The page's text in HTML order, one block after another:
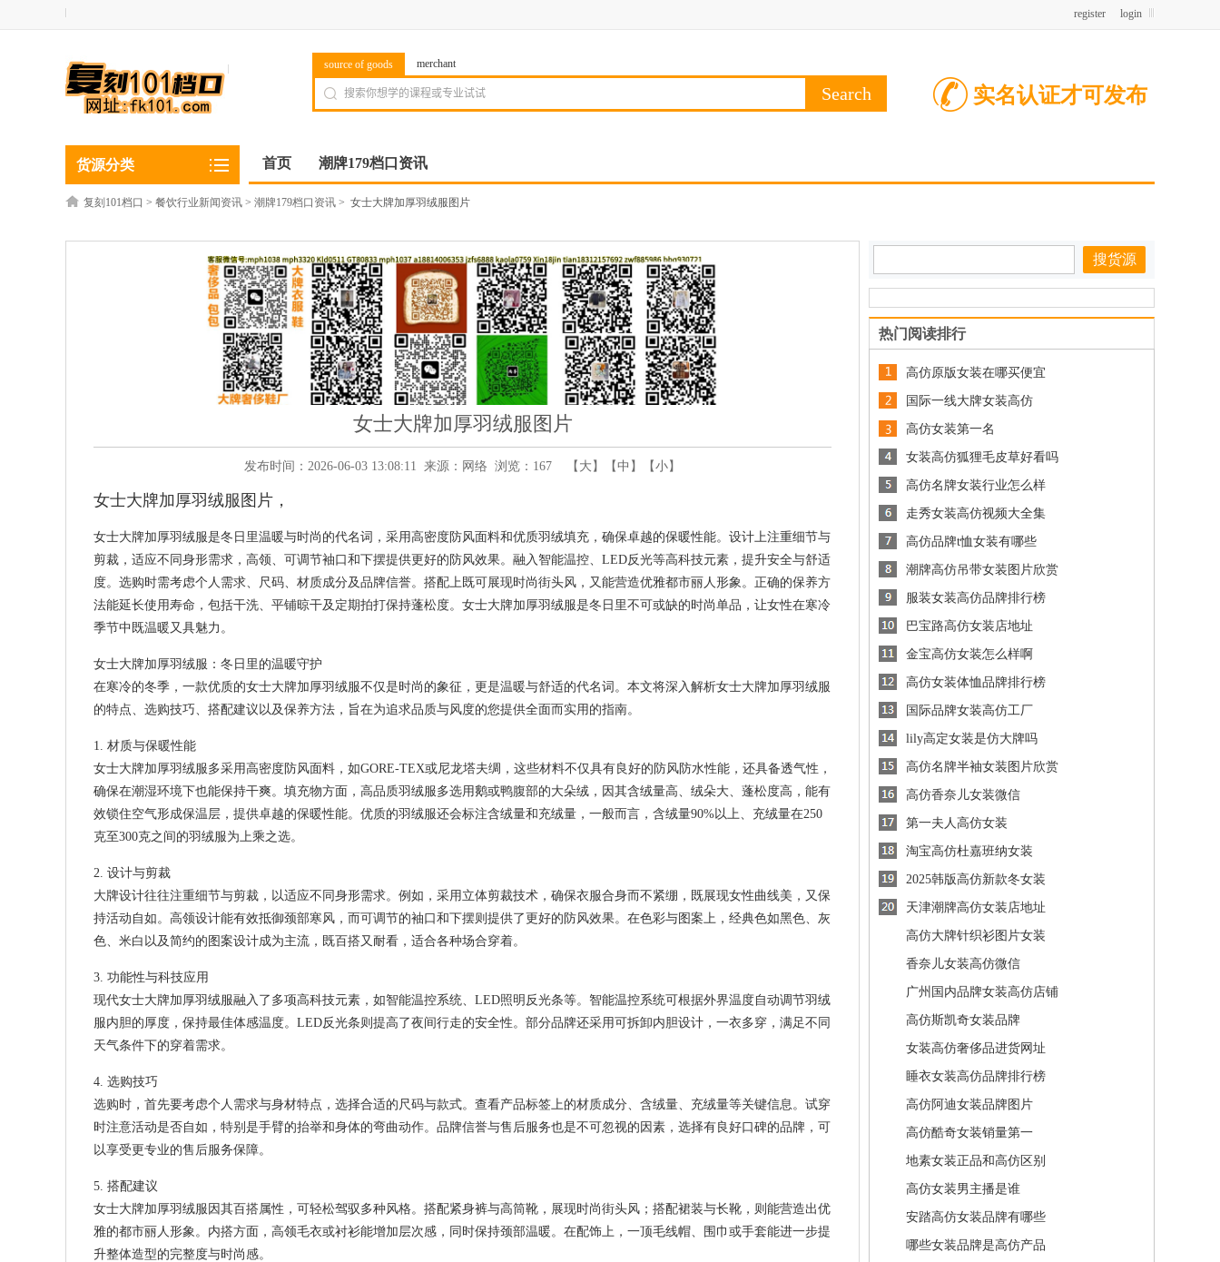
login
register
实名认证才可发布
source of goods merchant
货源分类 首页 潮牌179档口资讯
复刻101档口 > 餐饮行业新闻资讯 > 潮牌179档口资讯 > 女士大牌加厚羽绒服图片
女士大牌加厚羽绒服图片
发布时间：2026-06-03 13:08:11 来源：网络 浏览： 167 【 大 】【 中 】【 小 】
女士大牌加厚羽绒服图片 ，
女士大牌加厚羽绒服是冬日里温暖与时尚的代名词，采用高密度防风面料和优质羽绒填充，确保卓越的保暖性能。设计上注重细节与
剪裁，适应不同身形需求，高领、可调节袖口和下摆提供更好的防风效果。融入智能温控、LED反光等高科技元素，提升安全与舒适
度。选购时需考虑个人需求、尺码、材质成分及品牌信誉。搭配上既可展现时尚街头风，又能营造优雅都市丽人形象。正确的保养方
法能延长使用寿命，包括干洗、平铺晾干及定期拍打保持蓬松度。女士大牌加厚羽绒服是冬日里不可或缺的时尚单品，让女性在寒冷
季节中既温暖又具魅力。
女士大牌加厚羽绒服：冬日里的温暖守护
在寒冷的冬季，一款优质的女士大牌加厚羽绒服不仅是时尚的象征，更是温暖与舒适的代名词。本文将深入解析女士大牌加厚羽绒服
的特点、选购技巧、搭配建议以及保养方法，旨在为追求品质与风度的您提供全面而实用的指南。
1. 材质与保暖性能
女士大牌加厚羽绒服多采用高密度防风面料，如GORE-TEX或尼龙塔夫绸，这些材料不仅具有良好的防风防水性能，还具备透气性，
确保在潮湿环境下也能保持干爽。填充物方面，高品质羽绒服多选用鹅或鸭腹部的大朵绒，因其含绒量高、绒朵大、蓬松度高，能有
效锁住空气形成保温层，提供卓越的保暖性能。优质的羽绒服还会标注含绒量和充绒量，一般而言，含绒量90%以上、充绒量在250
克至300克之间的羽绒服为上乘之选。
2. 设计与剪裁
大牌设计往往注重细节与剪裁，以适应不同身形需求。例如，采用立体剪裁技术，确保衣服合身而不紧绷，既展现女性曲线美，又保
持活动自如。高领设计能有效抵御颈部寒风，而可调节的袖口和下摆则提供了更好的防风效果。在色彩与图案上，经典色如黑色、灰
色、米白以及简约的图案设计成为主流，既百搭又耐看，适合各种场合穿着。
3. 功能性与科技应用
现代女士大牌加厚羽绒服融入了多项高科技元素，如智能温控系统、LED照明反光条等。智能温控系统可根据外界温度自动调节羽绒
服内胆的厚度，保持最佳体感温度。LED反光条则提高了夜间行走的安全性。部分品牌还采用可拆卸内胆设计，一衣多穿，满足不同
天气条件下的穿着需求。
4. 选购技巧
选购时，首先要考虑个人需求与身材特点，选择合适的尺码与款式。查看产品标签上的材质成分、含绒量、充绒量等关键信息。试穿
时注意活动是否自如，特别是手臂的抬举和身体的弯曲动作。品牌信誉与售后服务也是不可忽视的因素，选择有良好口碑的品牌，可
以享受更专业的售后服务保障。
5. 搭配建议
女士大牌加厚羽绒服因其百搭属性，可轻松驾驭多种风格。搭配紧身裤与高筒靴，展现时尚街头风；搭配裙装与长靴，则能营造出优
雅的都市丽人形象。内搭方面，高领毛衣或衬衫能增加层次感，同时保持颈部温暖。在配饰上，一顶毛线帽、围巾或手套能进一步提
升整体造型的完整度与时尚感。
热门阅读排行
高仿原版女装在哪买便宜
国际一线大牌女装高仿
高仿女装第一名
女装高仿狐狸毛皮草好看吗
高仿名牌女装行业怎么样
走秀女装高仿视频大全集
高仿品牌t恤女装有哪些
潮牌高仿吊带女装图片欣赏
服装女装高仿品牌排行榜
巴宝路高仿女装店地址
金宝高仿女装怎么样啊
高仿女装体恤品牌排行榜
国际品牌女装高仿工厂
lily高定女装是仿大牌吗
高仿名牌半袖女装图片欣赏
高仿香奈儿女装微信
第一夫人高仿女装
淘宝高仿杜嘉班纳女装
2025韩版高仿新款冬女装
天津潮牌高仿女装店地址
高仿大牌针织衫图片女装
香奈儿女装高仿微信
广州国内品牌女装高仿店铺
高仿斯凯奇女装品牌
女装高仿奢侈品进货网址
睡衣女装高仿品牌排行榜
高仿阿迪女装品牌图片
高仿酷奇女装销量第一
地素女装正品和高仿区别
高仿女装男主播是谁
安踏高仿女装品牌有哪些
哪些女装品牌是高仿产品